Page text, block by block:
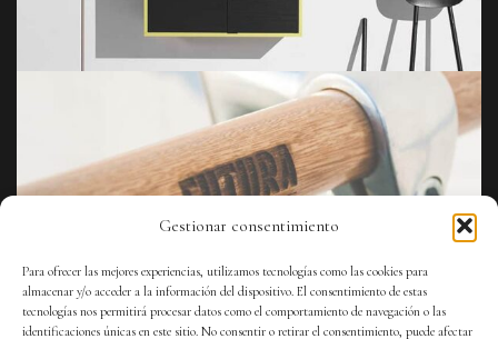
Gestionar consentimiento
Para ofrecer las mejores experiencias, utilizamos tecnologías como las cookies para
almacenar y/o acceder a la información del dispositivo. El consentimiento de estas
tecnologías nos permitirá procesar datos como el comportamiento de navegación o las
identificaciones únicas en este sitio. No consentir o retirar el consentimiento, puede afectar